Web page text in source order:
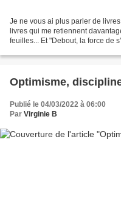
Je ne vous ai plus parler de
livres qui me retiennent
feuilles... Et "Debout, la force de
Optimisme,
Publié le 04/03/2022 à 06:00
Par Virginie B